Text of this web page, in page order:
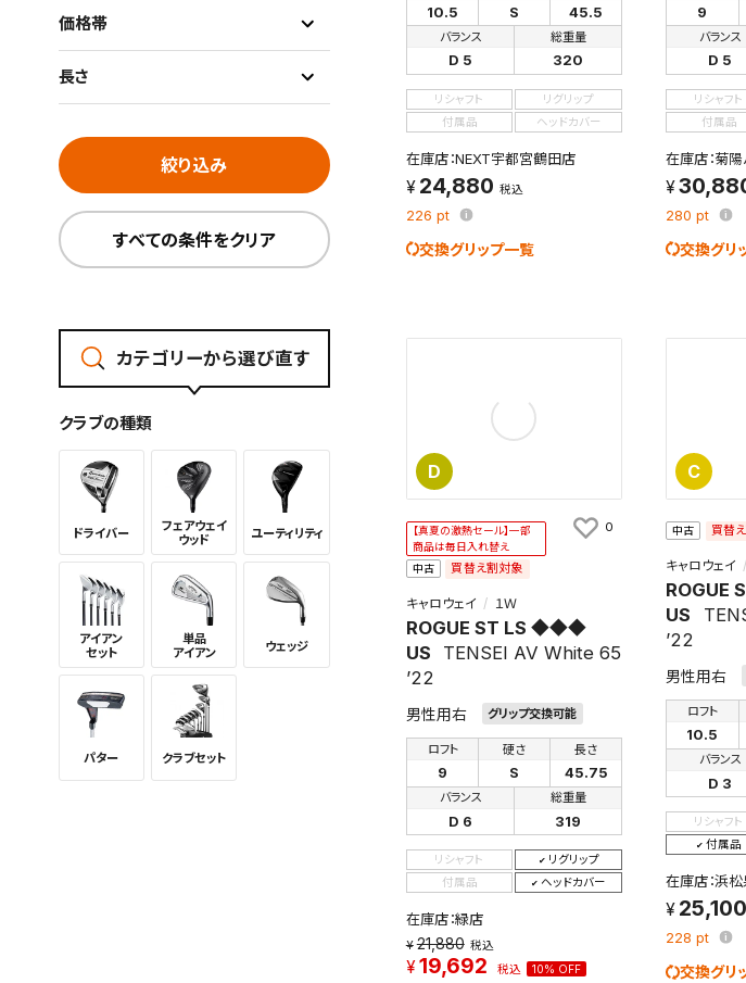
10.5 S 45.5
バランス
D 5
総重量
320
リシャフト
リグリップ
付属品
ヘッドカバー
在庫店：NEXT宇都宮鶴田店
24,880 税込
226 pt
交換グリップ一覧
9
バランス
D 5
リシャフト
付属品
在庫店：菊
280 pt
交換グリ
D
【真夏の激熱セール】一部
商品は毎日入れ替え
中古
買替え割対象
キャロウェイ １Ｗ
ROGUE ST LS ◆◆◆
US
TENSEI AV White 65
’22
男性用右 グリップ交換可能
ロフト
9
硬さ
S
長さ
45.75
バランス
D 6
総重量
319
リシャフト
リグリップ
付属品
ヘッドカバー
在庫店：緑店
21,880 税込
19,692 税込 10% OFF
0
C
中古 買替
キャロウェイ
US
’22
男性用右
ロフト
10.5
バランス
D 3
リシャフト
付属品
在庫店：浜
25,100
228 pt
交換グリ
検索条件
この検索条件をマイページ内「保存検索条件一
よく探す商品を、毎回条件指定することなく簡単
検索条件
価格帯
長さ
絞り込み
すべての条件をクリア
カテゴリーから選び直す
クラブの種類
ドライバー
フェアウェイ
ウッド
ユーティリティ
アイアン
セット
単品
アイアン
ウェッジ
パター クラブセット